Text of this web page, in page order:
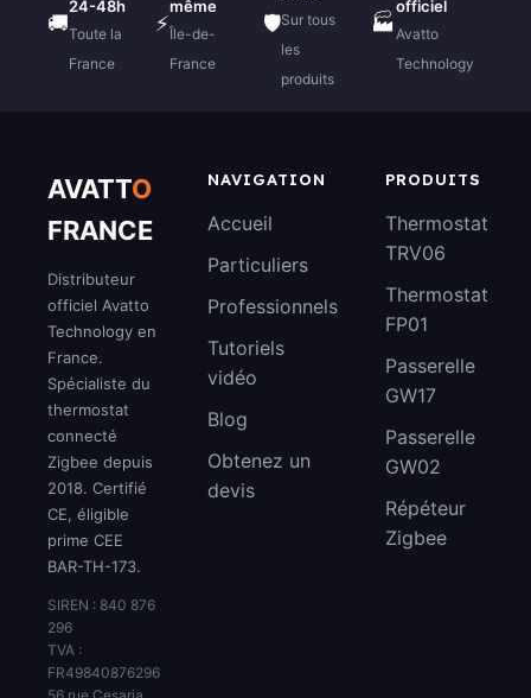
🚚
24-48h
Toute la
France
⚡
même
Île-de-
France
🛡️Sur tous
les
produits
🏭
officiel
Avatto
Technology
AVATTO
FRANCE
Distributeur
officiel Avatto
Technology en
France.
Spécialiste du
thermostat
connecté
Zigbee depuis
2018. Certifié
CE, éligible
prime CEE
BAR-TH-173.
SIREN : 840 876
296
TVA :
FR49840876296
NAVIGATION
Accueil
Particuliers
Professionnels
Tutoriels
vidéo
Blog
Obtenez un
devis
PRODUITS
Thermostat
TRV06
Thermostat
FP01
Passerelle
GW17
Passerelle
GW02
Répéteur
Zigbee